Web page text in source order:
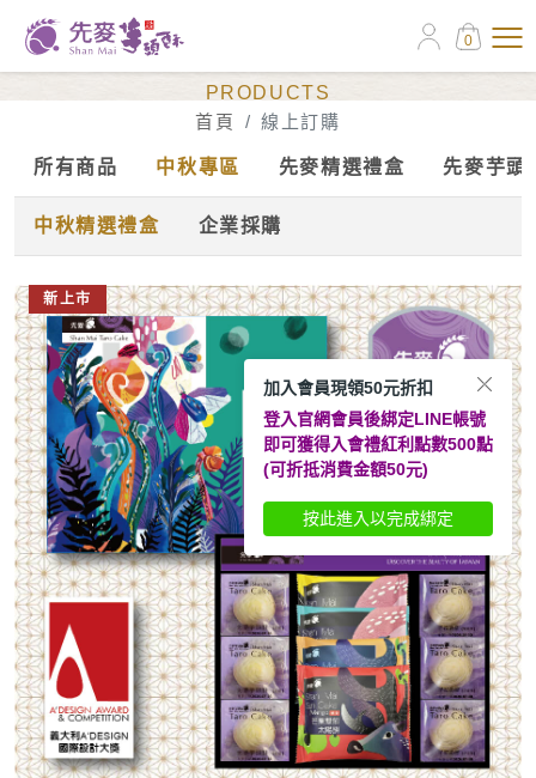
0
PRODUCTS
首頁
線上訂購
所有商品 中秋專區 先麥精選禮盒 先麥芋頭
中秋精選禮盒 企業採購
新上市
加入會員現領50元折扣
登入官網會員後綁定LINE帳號
即可獲得入會禮紅利點數500點
(可折抵消費金額50元)
按此進入以完成綁定